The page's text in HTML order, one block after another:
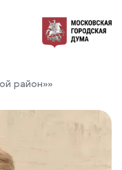
район»»